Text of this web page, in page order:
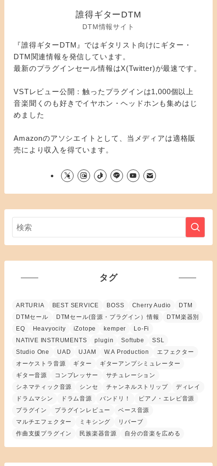
誰得ギターDTM
DTM情報サイト
『誰得ギターDTM』ではギタリスト向けにギター・
DTM関連情報を発信しています。
最新のプラグインセール情報はX(Twitter)が最速です。
VSTレビュー公開：触ったプラグインは1,000個以上
音楽聞くのも好きでイヤホン・ヘッドホンも集めはじ
めました
Amazonのアソシエイトとして、当メディアは適格販
売により収入を得ています。
タグ
ARTURIA BEST SERVICE BOSS Cherry Audio
DTM
DTMセール
DTMセール(音源・プラグイン）情報
DTM楽器別
EQ
Heavyocity iZotope kemper
Lo-Fi
NATIVE INSTRUMENTS
plugin Softube
SSL
Studio One
UAD UJAM W.A Production
エフェクター
オーケストラ音源
ギター
ギターアンプシミュレーター
ギター音源
コンプレッサー
サチュレーション
シネマティック音源
シンセ チャンネルストリップ
ディレイ
ドラムマシン
ドラム音源 バンドリ！
ピアノ・エレピ音源
プラグイン
プラグインレビュー
ベース音源
マルチエフェクター
ミキシング
リバーブ
作曲支援プラグイン
民族楽器音源 自分の音楽を広める